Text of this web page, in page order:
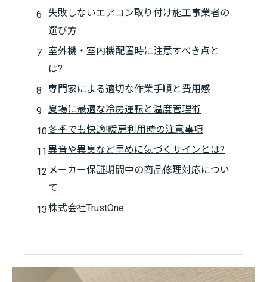
失敗しないエアコン取り付け施工事業者の
選び方
室外機・室内機配置時に注意すべき点と
は?
専門家による適切な作業手順と費用感
夏場に最適な冷房運転と温度管理術
冬季でも快適!暖房利用時の注意事項
異音や異臭など早めに気づくサインとは?
メーカー保証期間中の商品修理対応につい
て
株式会社TrustOne.